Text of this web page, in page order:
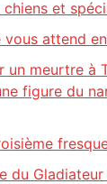
et
attend
un meurtre à
figure du
du